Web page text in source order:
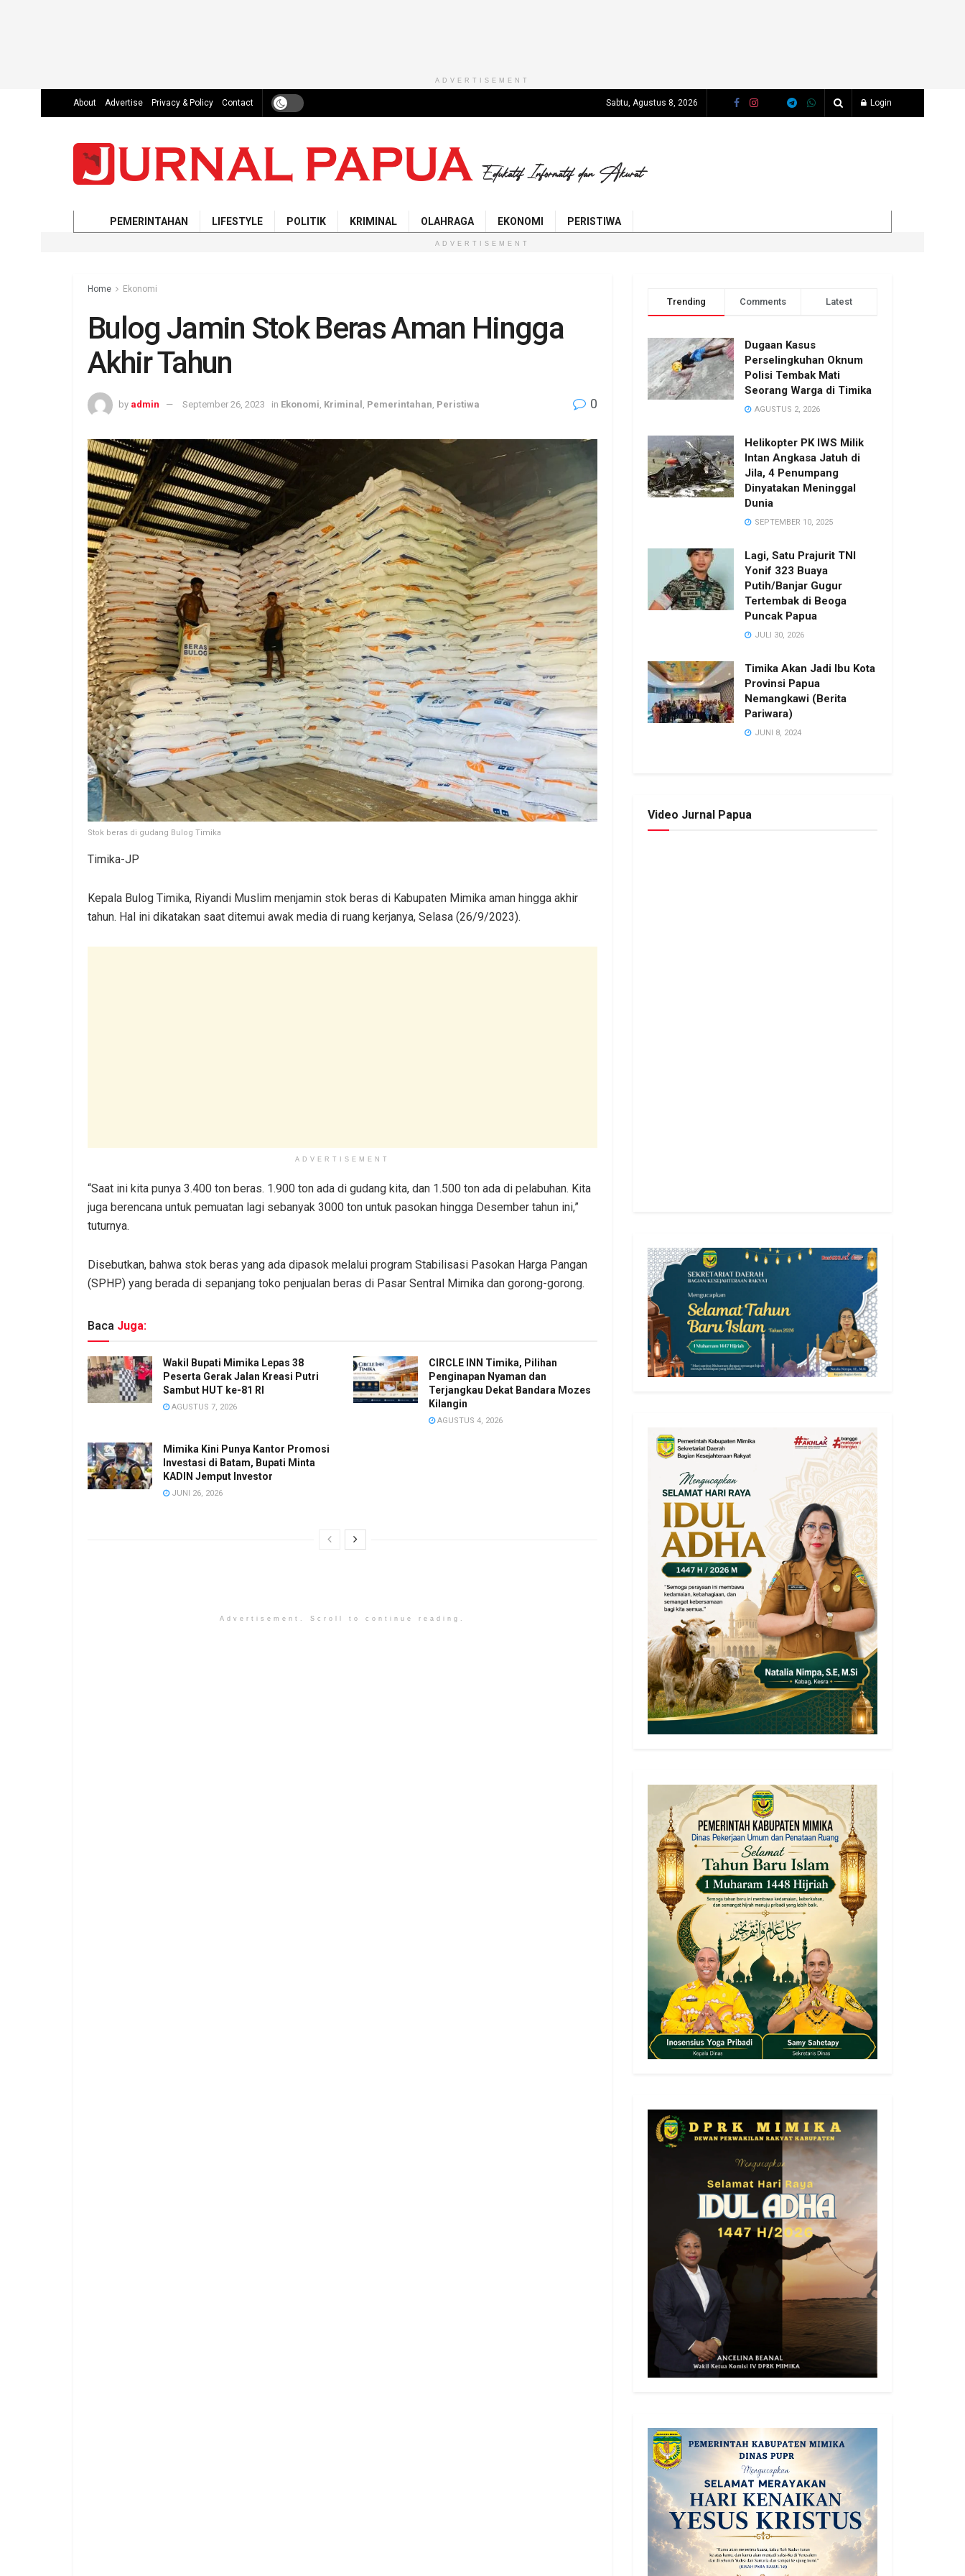
ADVERTISEMENT
About Advertise Privacy & Policy Contact Sabtu, Agustus 8, 2026 Login
PEMERINTAHAN LIFESTYLE POLITIK KRIMINAL OLAHRAGA EKONOMI PERISTIWA
ADVERTISEMENT
Home Ekonomi
Bulog Jamin Stok Beras Aman Hingga
Akhir Tahun
by admin September 26, 2023 in Ekonomi Kriminal Pemerintahan Peristiwa 0
Stok beras di gudang Bulog Timika
Timika-JP
Kepala Bulog Timika, Riyandi Muslim menjamin stok beras di Kabupaten Mimika aman hingga akhir
tahun. Hal ini dikatakan saat ditemui awak media di ruang kerjanya, Selasa (26/9/2023).
ADVERTISEMENT
“Saat ini kita punya 3.400 ton beras. 1.900 ton ada di gudang kita, dan 1.500 ton ada di pelabuhan. Kita
juga berencana untuk pemuatan lagi sebanyak 3000 ton untuk pasokan hingga Desember tahun ini,”
tuturnya.
Disebutkan, bahwa stok beras yang ada dipasok melalui program Stabilisasi Pasokan Harga Pangan
(SPHP) yang berada di sepanjang toko penjualan beras di Pasar Sentral Mimika dan gorong-gorong.
Baca Juga:
Wakil Bupati Mimika Lepas 38
Peserta Gerak Jalan Kreasi Putri
Sambut HUT ke-81 RI
AGUSTUS 7, 2026
CIRCLE INN Timika, Pilihan
Penginapan Nyaman dan
Terjangkau Dekat Bandara Mozes
Kilangin
AGUSTUS 4, 2026
Mimika Kini Punya Kantor Promosi
Investasi di Batam, Bupati Minta
KADIN Jemput Investor
JUNI 26, 2026
Advertisement. Scroll to continue reading.
Trending Comments Latest
Dugaan Kasus
Perselingkuhan Oknum
Polisi Tembak Mati
Seorang Warga di Timika
AGUSTUS 2, 2026
Helikopter PK IWS Milik
Intan Angkasa Jatuh di
Jila, 4 Penumpang
Dinyatakan Meninggal
Dunia
SEPTEMBER 10, 2025
Lagi, Satu Prajurit TNI
Yonif 323 Buaya
Putih/Banjar Gugur
Tertembak di Beoga
Puncak Papua
JULI 30, 2026
Timika Akan Jadi Ibu Kota
Provinsi Papua
Nemangkawi (Berita
Pariwara)
JUNI 8, 2024
Video Jurnal Papua